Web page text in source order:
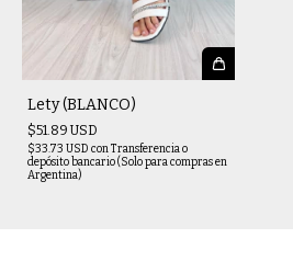
Lety (BLANCO)
$51.89 USD
$33.73 USD conTransferencia o
depósito bancario (Solo para compras en
Argentina)